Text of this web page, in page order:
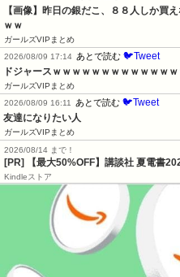
【画像】昨日の銀だこ、８８人しか買
ｗｗ
ガールズVIPまとめ
2026/08/09 17:14 あとで読む 🐦Tweet
ドジャースｗｗｗｗｗｗｗｗｗｗｗｗ
ガールズVIPまとめ
2026/08/09 16:11 あとで読む 🐦Tweet
友達になりたい人
ガールズVIPまとめ
2026/08/14 まで！
[PR] 【最大50%OFF】講談社 夏電書
Kindleストア